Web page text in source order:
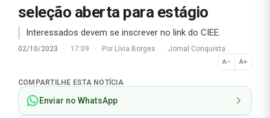
seleção aberta para estágio
Interessados devem se inscrever no link do CIEE.
02/10/2023 · 17:09 · Por Lívia Borges · Jornal Conquista
A− A+
Normal
COMPARTILHE ESTA NOTÍCIA
Enviar no WhatsApp